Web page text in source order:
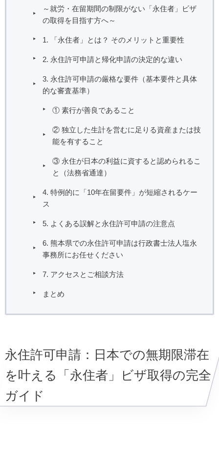
～就労・在留期間の制限がない「永住者」ビザ
の取得を目指す方へ～
1. 「永住者」とは？ そのメリットと重要性
2. 永住許可申請と帰化申請の決定的な違い
3. 永住許可申請の厳格な要件（基本要件と具体
的な審査基準）
① 素行が善良であること
② 独立した生計を営むに足りる資産または技
能を有すること
③ 永住が日本の利益に資すると認められるこ
と（法務省通達）
4. 特例的に「10年在留要件」が短縮されるケー
ス
5. よくある誤解と永住許可申請の注意点
6. 熊本県での永住許可申請は行政書士法人塩永
事務所にお任せください
7. アクセスとご相談方法
まとめ
永住許可申請：日本での無期限滞在
を叶える「永住者」ビザ取得の完全
ガイド